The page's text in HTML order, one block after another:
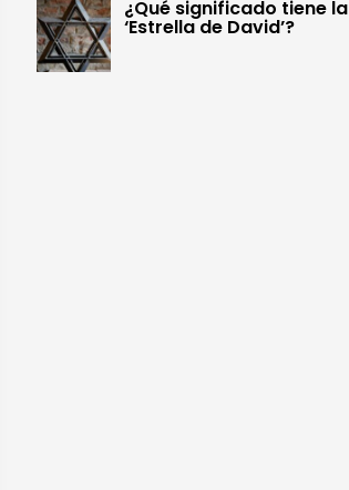
¿Qué significado tiene la
‘Estrella de David’?